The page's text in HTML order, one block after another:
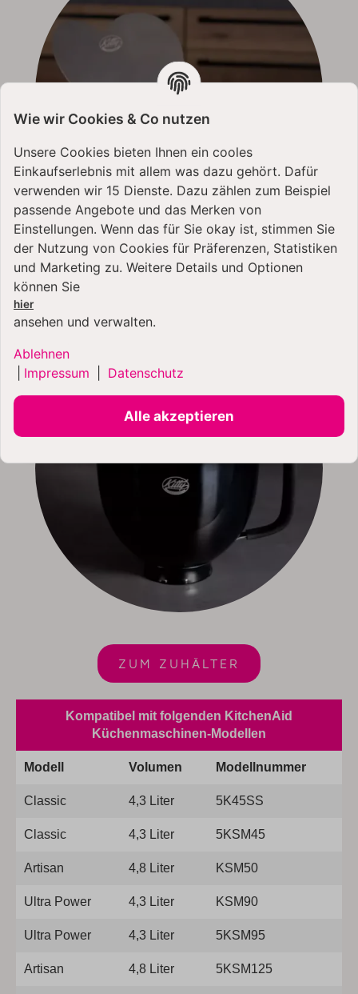
ZUM ZUHÄLTER
Kompatibel mit folgenden KitchenAid
Küchenmaschinen-Modellen
Modell Volumen Modellnummer
Classic 4,3 Liter 5K45SS
Classic 4,3 Liter 5KSM45
Artisan 4,8 Liter KSM50
Ultra Power 4,3 Liter KSM90
Ultra Power 4,3 Liter 5KSM95
Artisan 4,8 Liter 5KSM125
Wie wir Cookies & Co nutzen
Unsere Cookies bieten Ihnen ein cooles
Einkaufserlebnis mit allem was dazu gehört. Dafür
verwenden wir 15 Dienste. Dazu zählen zum Beispiel
passende Angebote und das Merken von
Einstellungen. Wenn das für Sie okay ist, stimmen Sie
der Nutzung von Cookies für Präferenzen, Statistiken
und Marketing zu. Weitere Details und Optionen
können Sie
hier
ansehen und verwalten.
Ablehnen
Impressum Datenschutz
Alle akzeptieren